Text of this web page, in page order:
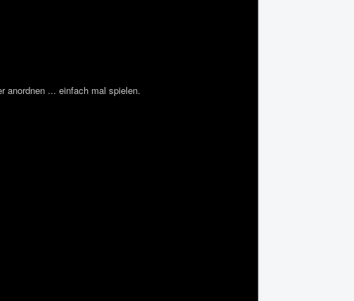
anordnen ... einfach mal spielen.